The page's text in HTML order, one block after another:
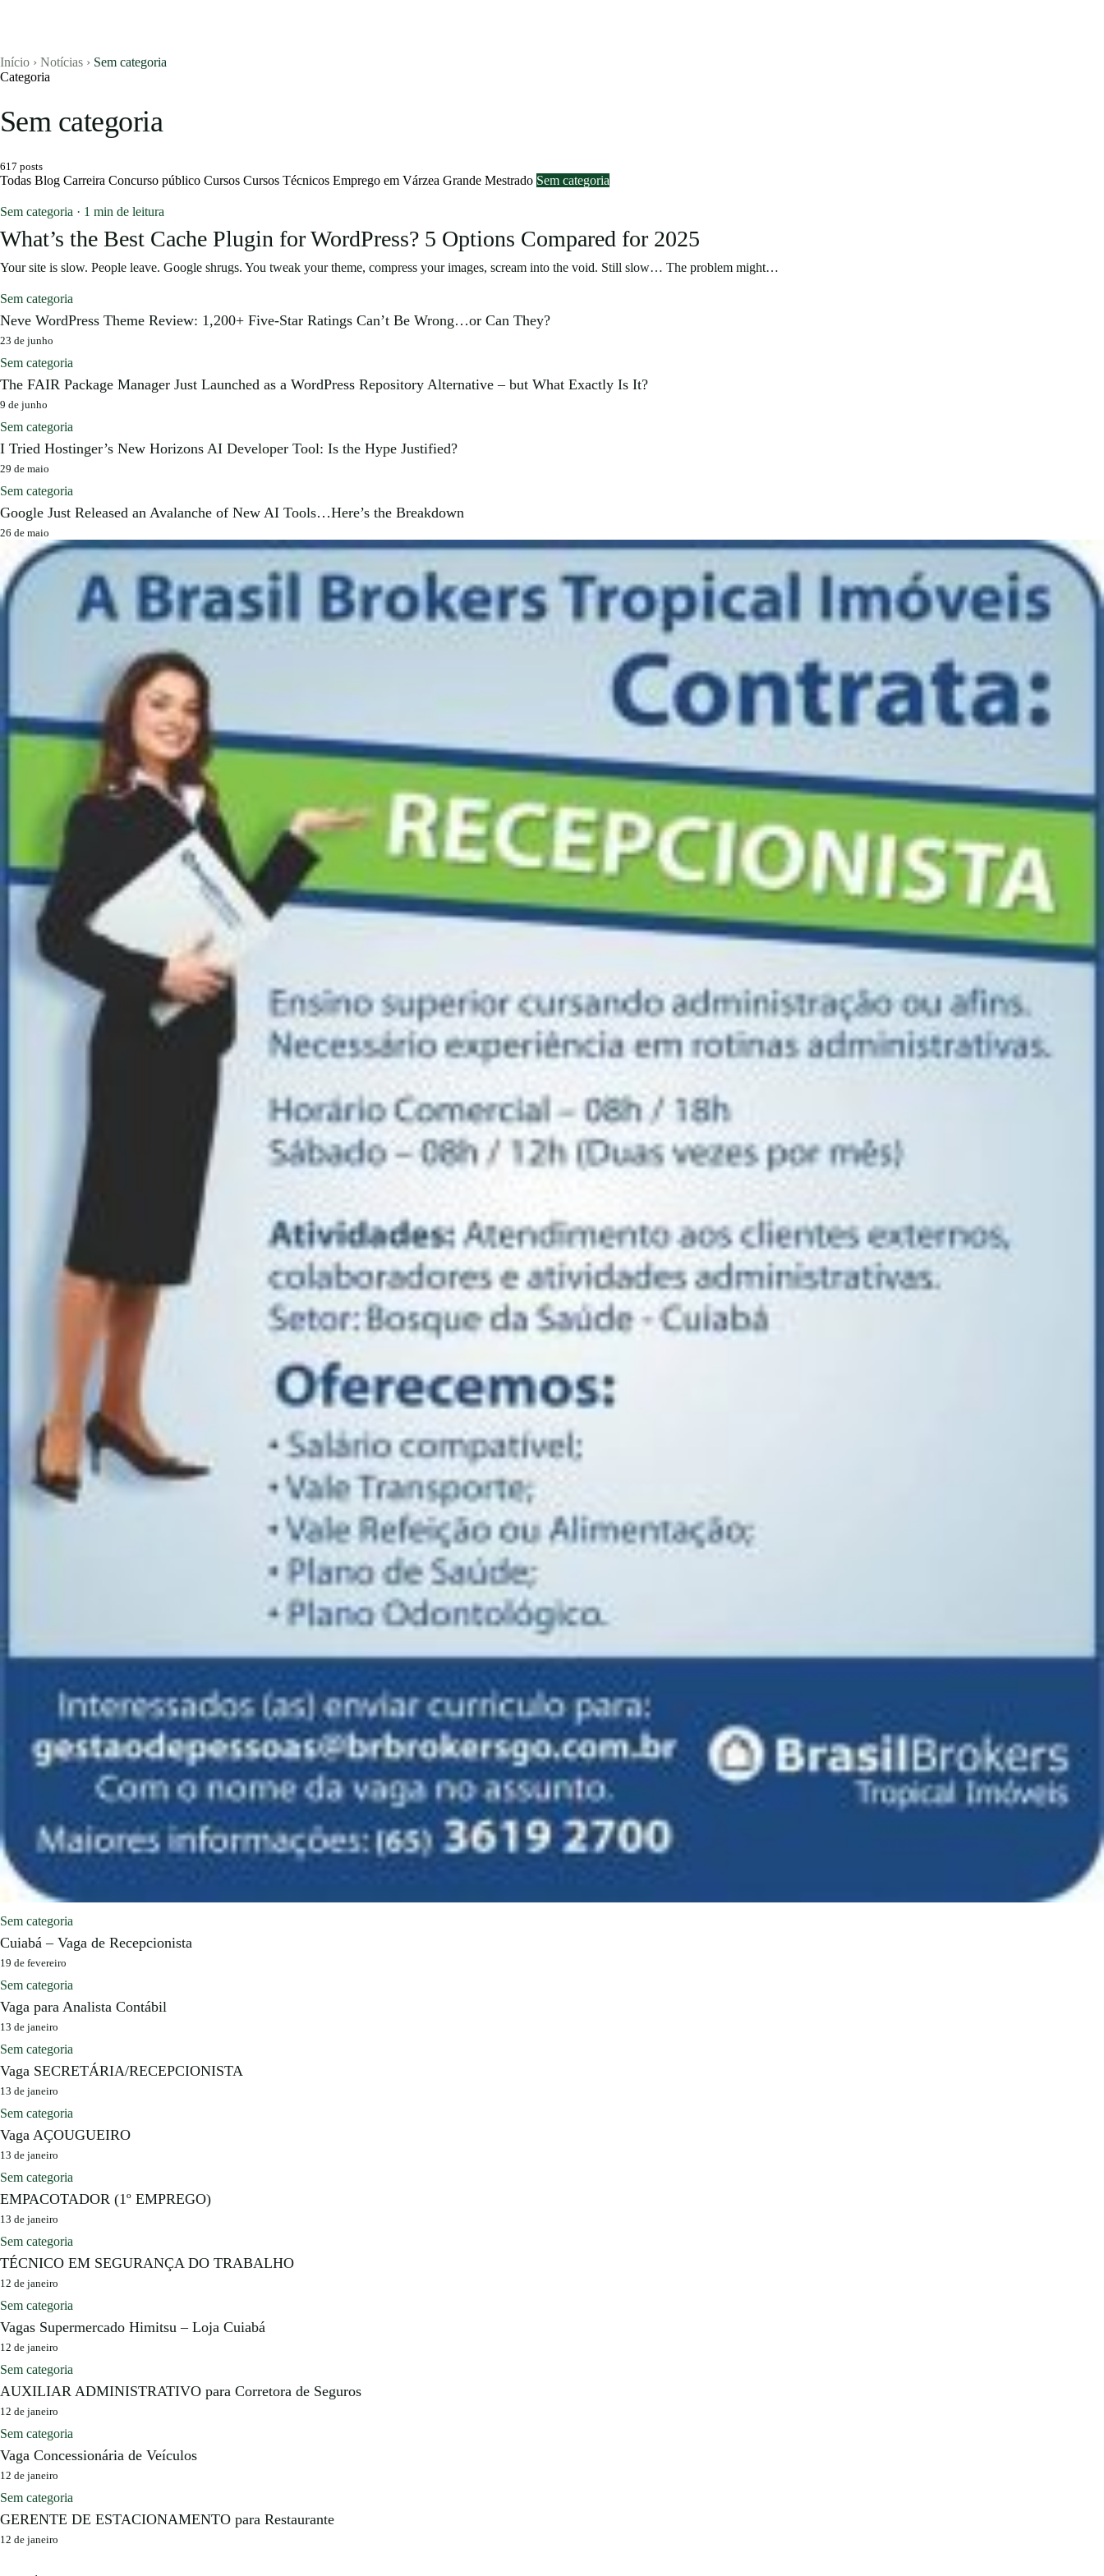
Vagas
Currículos
Notícias
Concursos
Publicar vaga
Início › Notícias › Sem categoria
Categoria
Sem categoria
617 posts
Todas Blog Carreira Concurso público Cursos Cursos Técnicos Emprego em Várzea Grande Mestrado Sem categoria
Sem categoria · 1 min de leitura
What’s the Best Cache Plugin for WordPress? 5 Options Compared for 2025
Your site is slow. People leave. Google shrugs. You tweak your theme, compress your images, scream into the void. Still slow… The problem might…
Sem categoria
Neve WordPress Theme Review: 1,200+ Five-Star Ratings Can’t Be Wrong…or Can They?
23 de junho
Sem categoria
The FAIR Package Manager Just Launched as a WordPress Repository Alternative – but What Exactly Is It?
9 de junho
Sem categoria
I Tried Hostinger’s New Horizons AI Developer Tool: Is the Hype Justified?
29 de maio
Sem categoria
Google Just Released an Avalanche of New AI Tools…Here’s the Breakdown
26 de maio
Sem categoria
Cuiabá – Vaga de Recepcionista
19 de fevereiro
Sem categoria
Vaga para Analista Contábil
13 de janeiro
Sem categoria
Vaga SECRETÁRIA/RECEPCIONISTA
13 de janeiro
Sem categoria
Vaga AÇOUGUEIRO
13 de janeiro
Sem categoria
EMPACOTADOR (1º EMPREGO)
13 de janeiro
Sem categoria
TÉCNICO EM SEGURANÇA DO TRABALHO
12 de janeiro
Sem categoria
Vagas Supermercado Himitsu – Loja Cuiabá
12 de janeiro
Sem categoria
AUXILIAR ADMINISTRATIVO para Corretora de Seguros
12 de janeiro
Sem categoria
Vaga Concessionária de Veículos
12 de janeiro
Sem categoria
GERENTE DE ESTACIONAMENTO para Restaurante
12 de janeiro